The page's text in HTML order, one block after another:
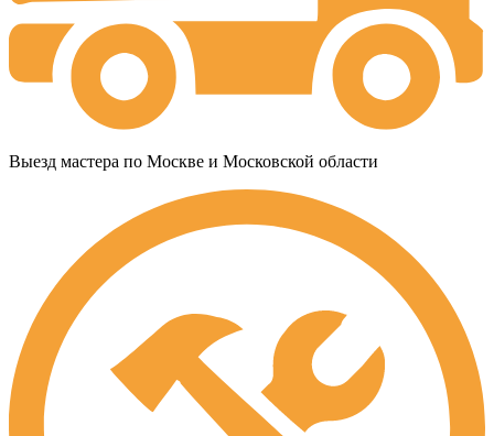
Выезд мастера по Москве и Московской области